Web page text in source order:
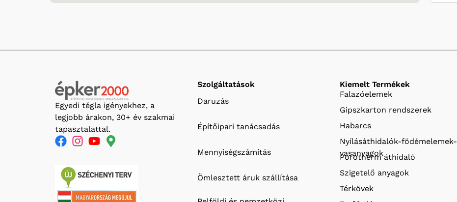
Egyedi tégla igényekhez, a
legjobb árakon, 30+ év szakmai
tapasztalattal.
Szolgáltatások
Daruzás
Építőipari tanácsadás
Mennyiségszámítás
Ömlesztett áruk szállítása
Kiemelt Termékek
Falazóelemek
Gipszkarton rendszerek
Habarcs
Nyílásáthidalók-födémelemek-
vasanyagok
Porotherm áthidaló
Szigetelő anyagok
Térkövek